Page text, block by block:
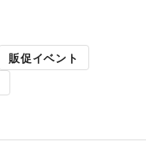
販促イベント